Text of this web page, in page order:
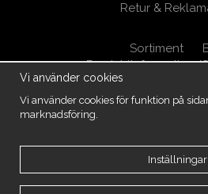
Retur &
Sortiment
Produktinformation/
MöbelKungen/ M.A. West AB
031-7880048
Copyright -2026
Vi använder cookies
Vi använder cookies för funktion på
marknadsföring.
Inställningar